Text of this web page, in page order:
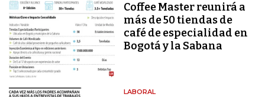
Coffee Master reunirá a
más de 50 tiendas de
café de especialidad en
Bogotá y la Sabana
LABORAL